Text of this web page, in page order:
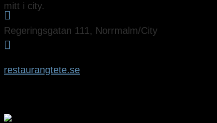
mitt i city.

Regeringsgatan 111, Norrmalm/City

restaurangtete.se